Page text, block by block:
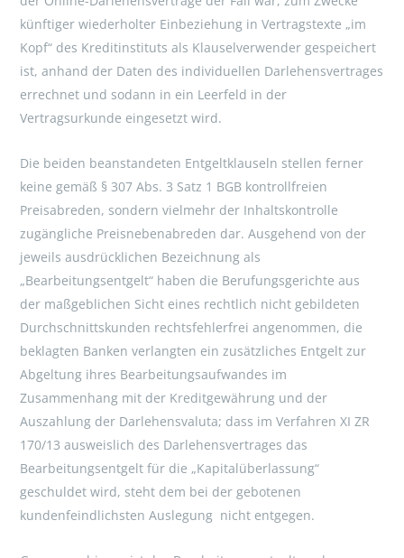
künftiger wiederholter Einbeziehung in Vertragstexte „im
Kopf“ des Kreditinstituts als Klauselverwender gespeichert
ist, anhand der Daten des individuellen Darlehensvertrages
errechnet und sodann in ein Leerfeld in der
Vertragsurkunde eingesetzt wird.
Die beiden beanstandeten Entgeltklauseln stellen ferner
keine gemäß § 307 Abs. 3 Satz 1 BGB kontrollfreien
Preisabreden, sondern vielmehr der Inhaltskontrolle
zugängliche Preisnebenabreden dar. Ausgehend von der
jeweils ausdrücklichen Bezeichnung als
„Bearbeitungsentgelt“ haben die Berufungsgerichte aus
der maßgeblichen Sicht eines rechtlich nicht gebildeten
Durchschnittskunden rechtsfehlerfrei angenommen, die
beklagten Banken verlangten ein zusätzliches Entgelt zur
Abgeltung ihres Bearbeitungsaufwandes im
Zusammenhang mit der Kreditgewährung und der
Auszahlung der Darlehensvaluta; dass im Verfahren XI ZR
170/13 ausweislich des Darlehensvertrages das
Bearbeitungsentgelt für die „Kapitalüberlassung“
geschuldet wird, steht dem bei der gebotenen
kundenfeindlichsten Auslegung nicht entgegen.